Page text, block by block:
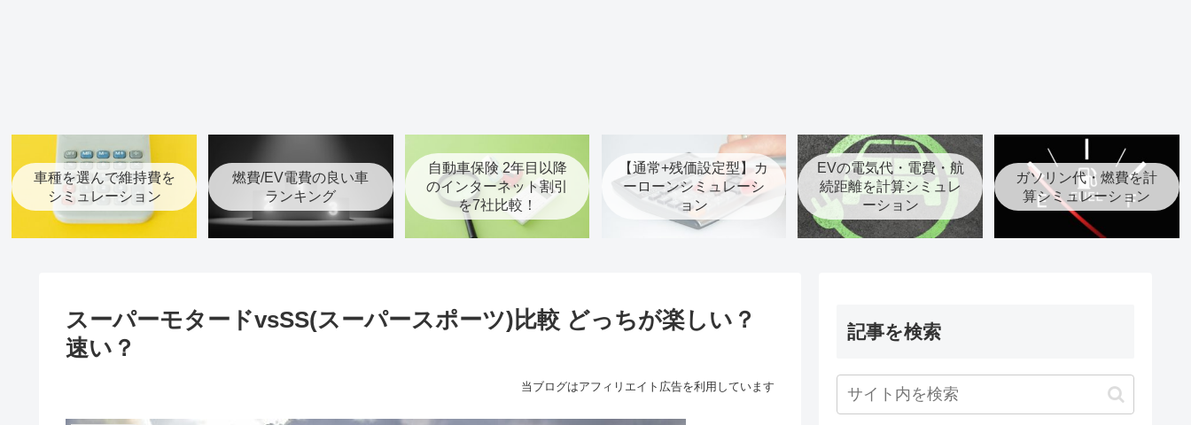
車種を選んで維持費を
シミュレーション
燃費/EV電費の良い車
ランキング
自動車保険 2年目以降
のインターネット割引
を7社比較！
【通常+残価設定型】カ
ーローンシミュレーシ
ョン
EVの電気代・電費・航
続距離を計算シミュレ
ーション
ガソリン代・燃費を計
算シミュレーション
スーパーモタードvsSS(スーパースポーツ)比較 どっちが楽しい？
速い？
当ブログはアフィリエイト広告を利用しています
記事を検索